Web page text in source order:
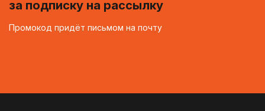
за подписку на рассылку
Промокод придёт письмом на почту